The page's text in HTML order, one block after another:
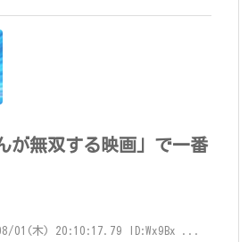
が無双する映画」で一番
01(木) 20:10:17.79 ID:Wx9Bx ...